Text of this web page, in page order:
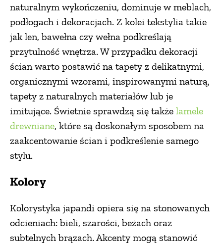
naturalnym wykończeniu, dominuje w meblach,
podłogach i dekoracjach. Z kolei tekstylia takie
jak len, bawełna czy wełna podkreślają
przytulność wnętrza. W przypadku dekoracji
ścian warto postawić na tapety z delikatnymi,
organicznymi wzorami, inspirowanymi naturą,
tapety z naturalnych materiałów lub je
imitujące. Świetnie sprawdzą się także lamele
drewniane, które są doskonałym sposobem na
zaakcentowanie ścian i podkreślenie samego
stylu.
Kolory
Kolorystyka japandi opiera się na stonowanych
odcieniach: bieli, szarości, beżach oraz
subtelnych brązach. Akcenty mogą stanowić